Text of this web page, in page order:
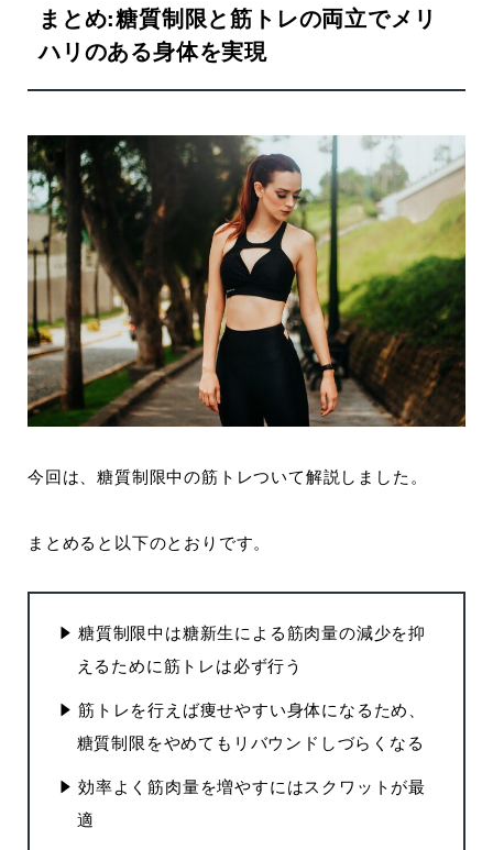
まとめ:糖質制限と筋トレの両立でメリ
ハリのある身体を実現
今回は、糖質制限中の筋トレついて解説しました。
まとめると以下のとおりです。
糖質制限中は糖新生による筋肉量の減少を抑
えるために筋トレは必ず行う
筋トレを行えば痩せやすい身体になるため、
糖質制限をやめてもリバウンドしづらくなる
効率よく筋肉量を増やすにはスクワットが最
適